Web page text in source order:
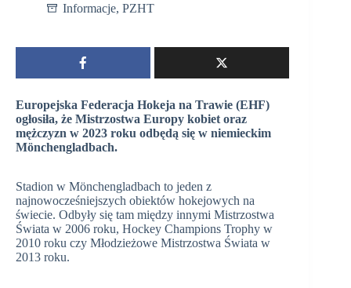
Informacje, PZHT
Europejska Federacja Hokeja na Trawie (EHF)
ogłosiła, że Mistrzostwa Europy kobiet oraz
mężczyzn w 2023 roku odbędą się w niemieckim
Mönchengladbach.
Stadion w Mönchengladbach to jeden z
najnowocześniejszych obiektów hokejowych na
świecie. Odbyły się tam między innymi Mistrzostwa
Świata w 2006 roku, Hockey Champions Trophy w
2010 roku czy Młodzieżowe Mistrzostwa Świata w
2013 roku.